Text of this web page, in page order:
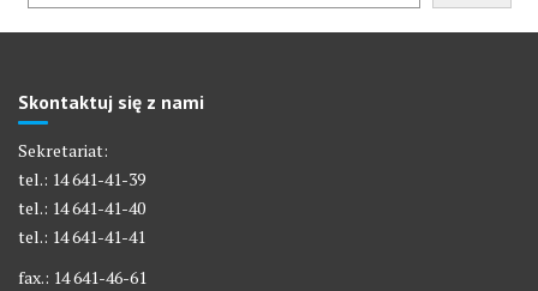
Skontaktuj się z nami
Sekretariat:
tel.: 14 641-41-39
tel.: 14 641-41-40
tel.: 14 641-41-41
fax.: 14 641-46-61